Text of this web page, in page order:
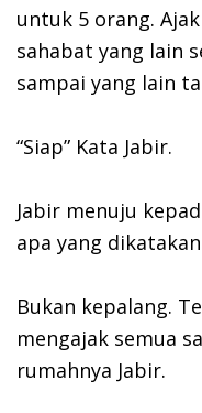
untuk 5 orang.
sahabat yang lain
sampai yang lain
“Siap” Kata Jabir.
Jabir menuju
apa yang
Bukan kepalang.
mengajak semua
rumahnya Jabir.